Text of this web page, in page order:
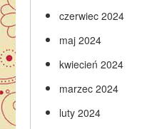
czerwiec 2024
maj 2024
kwiecień 2024
marzec 2024
luty 2024